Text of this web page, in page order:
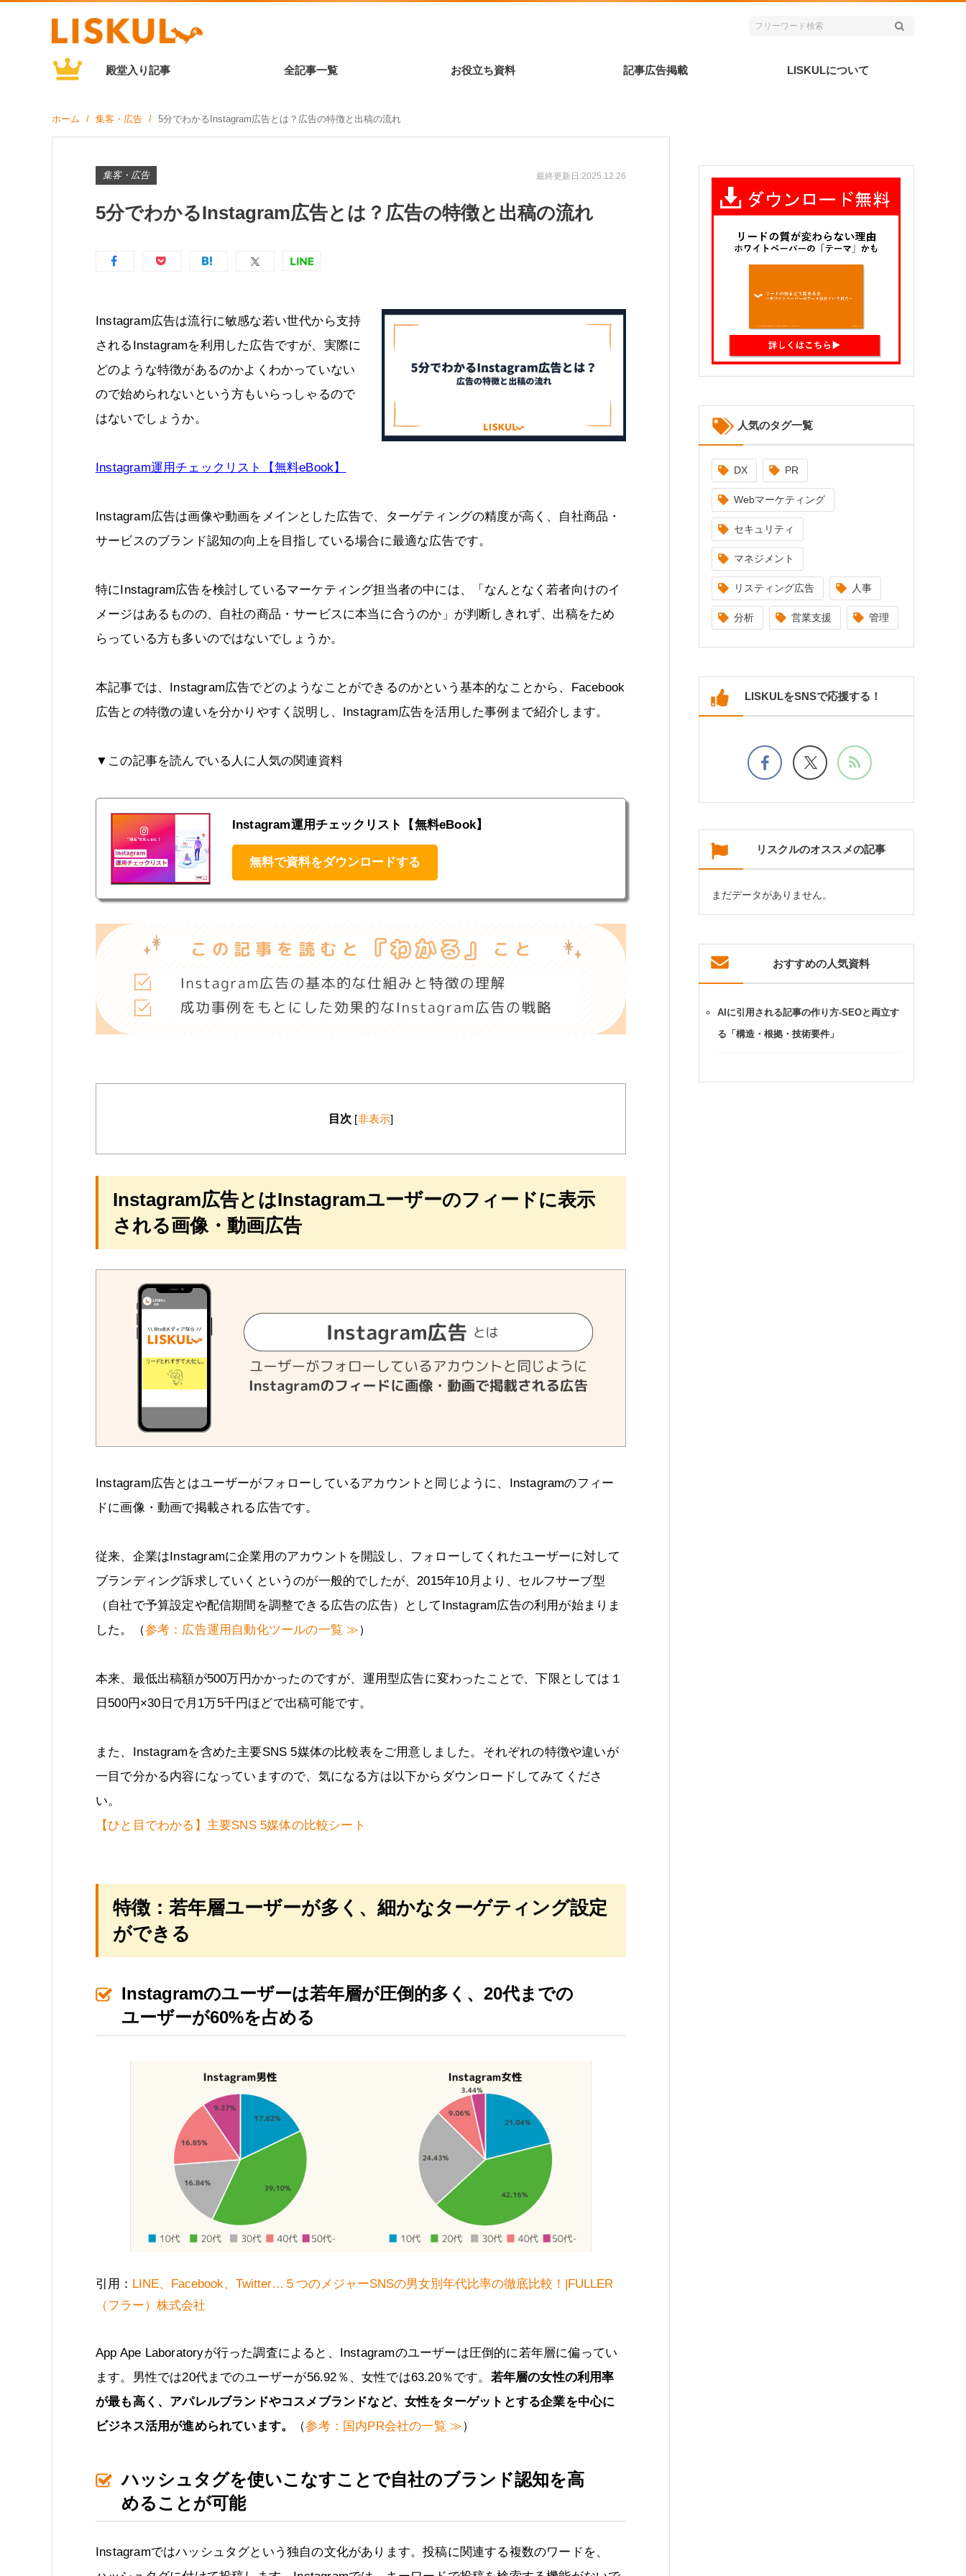
殿堂入り記事 全記事一覧 お役立ち資料 記事広告掲載 LISKULについて
ホーム 集客・広告 5分でわかるInstagram広告とは？広告の特徴と出稿の流れ
集客・広告 最終更新日:2025.12.26
5分でわかるInstagram広告とは？広告の特徴と出稿の流れ
Instagram広告は流行に敏感な若い世代から支持
されるInstagramを利用した広告ですが、実際に
どのような特徴があるのかよくわかっていない
ので始められないという方もいらっしゃるので
はないでしょうか。
Instagram運用チェックリスト【無料eBook】
Instagram広告は画像や動画をメインとした広告で、ターゲティングの精度が高く、自社商品・
サービスのブランド認知の向上を目指している場合に最適な広告です。
特にInstagram広告を検討しているマーケティング担当者の中には、「なんとなく若者向けのイ
メージはあるものの、自社の商品・サービスに本当に合うのか」が判断しきれず、出稿をため
らっている方も多いのではないでしょうか。
本記事では、Instagram広告でどのようなことができるのかという基本的なことから、Facebook
広告との特徴の違いを分かりやすく説明し、Instagram広告を活用した事例まで紹介します。
▼この記事を読んでいる人に人気の関連資料
Instagram運用チェックリスト【無料eBook】
無料で資料をダウンロードする
目次 [非表示]
Instagram広告とはInstagramユーザーのフィードに表示
される画像・動画広告
Instagram広告とはユーザーがフォローしているアカウントと同じように、Instagramのフィー
ドに画像・動画で掲載される広告です。
従来、企業はInstagramに企業用のアカウントを開設し、フォローしてくれたユーザーに対して
ブランディング訴求していくというのが一般的でしたが、2015年10月より、セルフサーブ型
（自社で予算設定や配信期間を調整できる広告の広告）としてInstagram広告の利用が始まりま
した。（参考：広告運用自動化ツールの一覧 ≫）
本来、最低出稿額が500万円かかったのですが、運用型広告に変わったことで、下限としては１
日500円×30日で月1万5千円ほどで出稿可能です。
また、Instagramを含めた主要SNS 5媒体の比較表をご用意しました。それぞれの特徴や違いが
一目で分かる内容になっていますので、気になる方は以下からダウンロードしてみてくださ
い。
【ひと目でわかる】主要SNS 5媒体の比較シート
特徴：若年層ユーザーが多く、細かなターゲティング設定
ができる
Instagramのユーザーは若年層が圧倒的多く、20代までの
ユーザーが60%を占める
引用： LINE、Facebook、Twitter…５つのメジャーSNSの男女別年代比率の徹底比較！|FULLER
（フラー）株式会社
App Ape Laboratoryが行った調査によると、Instagramのユーザーは圧倒的に若年層に偏ってい
ます。男性では20代までのユーザーが56.92％、女性では63.20％です。 若年層の女性の利用率
が最も高く、アパレルブランドやコスメブランドなど、女性をターゲットとする企業を中心に
ビジネス活用が進められています。
（参考：国内PR会社の一覧 ≫）
ハッシュタグを使いこなすことで自社のブランド認知を高
めることが可能
Instagramではハッシュタグという独自の文化があります。投稿に関連する複数のワードを、
人気のタグ一覧
DX PR
Webマーケティング
セキュリティ
マネジメント
リスティング広告 人事
分析 営業支援 管理
LISKULをSNSで応援する！
リスクルのオススメの記事
まだデータがありません。
おすすめの人気資料
AIに引用される記事の作り方-SEOと両立す
る「構造・根拠・技術要件」